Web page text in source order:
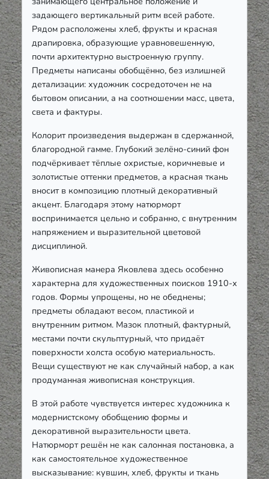
задающего вертикальный ритм всей работе.
Рядом расположены хлеб, фрукты и красная
драпировка, образующие уравновешенную,
почти архитектурно выстроенную группу.
Предметы написаны обобщённо, без излишней
детализации: художник сосредоточен не на
бытовом описании, а на соотношении масс, цвета,
света и фактуры.
Колорит произведения выдержан в сдержанной,
благородной гамме. Глубокий зелёно-синий фон
подчёркивает тёплые охристые, коричневые и
золотистые оттенки предметов, а красная ткань
вносит в композицию плотный декоративный
акцент. Благодаря этому натюрморт
воспринимается цельно и собранно, с внутренним
напряжением и выразительной цветовой
дисциплиной.
Живописная манера Яковлева здесь особенно
характерна для художественных поисков 1910-х
годов. Формы упрощены, но не обеднены;
предметы обладают весом, пластикой и
внутренним ритмом. Мазок плотный, фактурный,
местами почти скульптурный, что придаёт
поверхности холста особую материальность.
Вещи существуют не как случайный набор, а как
продуманная живописная конструкция.
В этой работе чувствуется интерес художника к
модернистскому обобщению формы и
декоративной выразительности цвета.
Натюрморт решён не как салонная постановка, а
как самостоятельное художественное
высказывание: кувшин, хлеб, фрукты и ткань